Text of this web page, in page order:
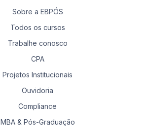
Sobre a EBPÓS
Todos os cursos
Trabalhe conosco
CPA
Projetos Institucionais
Ouvidoria
Compliance
MBA & Pós-Graduação